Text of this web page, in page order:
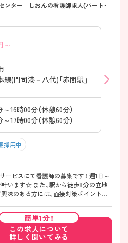
ンター しおんの看護師求人(パート・
～
線(門司港－八代)「赤間駅」
～16時00分（休憩60分）
～17時00分（休憩60分）
採用中
ービスにて看護師の募集です！ 週1日～
叶います☆ また、駅から徒歩8分の立地
味のある方には、面接対策ポイントな
簡単1分！
この求人について
詳しく聞いてみる